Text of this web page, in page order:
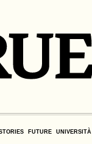
FUTURE UNIVERSITÀ